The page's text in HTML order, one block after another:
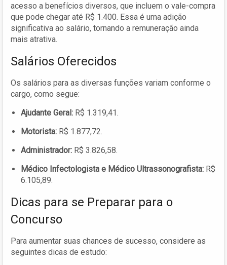
acesso a benefícios diversos, que incluem o vale-compra
que pode chegar até R$ 1.400. Essa é uma adição
significativa ao salário, tornando a remuneração ainda
mais atrativa.
Salários Oferecidos
Os salários para as diversas funções variam conforme o
cargo, como segue:
Ajudante Geral: R$ 1.319,41.
Motorista: R$ 1.877,72.
Administrador: R$ 3.826,58.
Médico Infectologista e Médico Ultrassonografista: R$
6.105,89.
Dicas para se Preparar para o
Concurso
Para aumentar suas chances de sucesso, considere as
seguintes dicas de estudo: